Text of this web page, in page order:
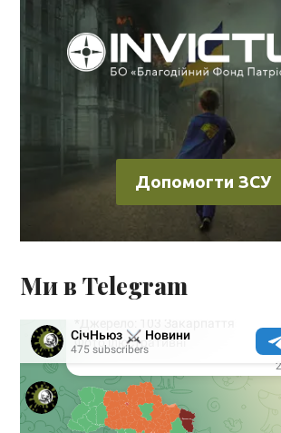
Допомогти ЗСУ
Ми в Telegram